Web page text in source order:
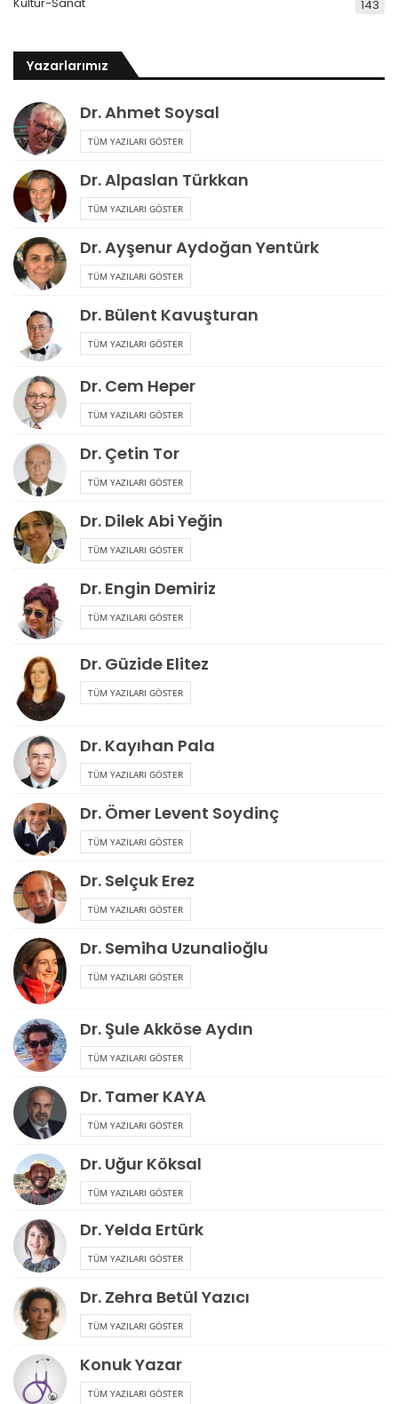
Kültür-Sanat 143
Yazarlarımız
Dr. Ahmet Soysal
TÜM YAZILARI GÖSTER
Dr. Alpaslan Türkkan
TÜM YAZILARI GÖSTER
Dr. Ayşenur Aydoğan Yentürk
TÜM YAZILARI GÖSTER
Dr. Bülent Kavuşturan
TÜM YAZILARI GÖSTER
Dr. Cem Heper
TÜM YAZILARI GÖSTER
Dr. Çetin Tor
TÜM YAZILARI GÖSTER
Dr. Dilek Abi Yeğin
TÜM YAZILARI GÖSTER
Dr. Engin Demiriz
TÜM YAZILARI GÖSTER
Dr. Güzide Elitez
TÜM YAZILARI GÖSTER
Dr. Kayıhan Pala
TÜM YAZILARI GÖSTER
Dr. Ömer Levent Soydinç
TÜM YAZILARI GÖSTER
Dr. Selçuk Erez
TÜM YAZILARI GÖSTER
Dr. Semiha Uzunalioğlu
TÜM YAZILARI GÖSTER
Dr. Şule Akköse Aydın
TÜM YAZILARI GÖSTER
Dr. Tamer KAYA
TÜM YAZILARI GÖSTER
Dr. Uğur Köksal
TÜM YAZILARI GÖSTER
Dr. Yelda Ertürk
TÜM YAZILARI GÖSTER
Dr. Zehra Betül Yazıcı
TÜM YAZILARI GÖSTER
Konuk Yazar
TÜM YAZILARI GÖSTER